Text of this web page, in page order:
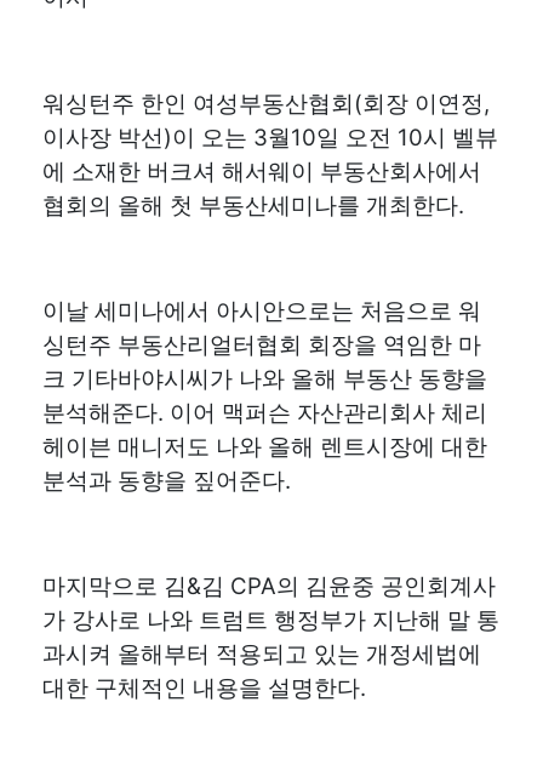
워싱턴주 한인 여성부동산협회(회장 이연정,
이사장 박선)이 오는 3월10일 오전 10시 벨뷰
에 소재한 버크셔 해서웨이 부동산회사에서
협회의 올해 첫 부동산세미나를 개최한다.
이날 세미나에서 아시안으로는 처음으로 워
싱턴주 부동산리얼터협회 회장을 역임한 마
크 기타바야시씨가 나와 올해 부동산 동향을
분석해준다. 이어 맥퍼슨 자산관리회사 체리
헤이븐 매니저도 나와 올해 렌트시장에 대한
분석과 동향을 짚어준다.
마지막으로 김&김 CPA의 김윤중 공인회계사
가 강사로 나와 트럼트 행정부가 지난해 말 통
과시켜 올해부터 적용되고 있는 개정세법에
대한 구체적인 내용을 설명한다.